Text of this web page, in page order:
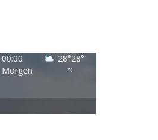
Morgen
00:00 28°28°
°C